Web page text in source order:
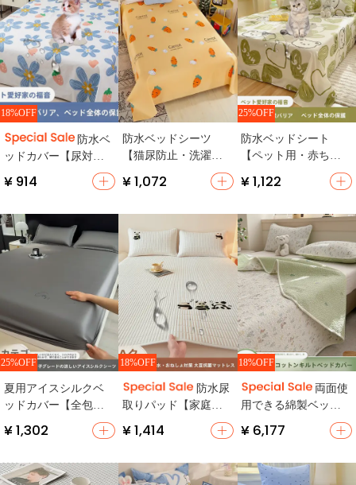
18%OFF
防水ベ
ッドカバー【尿対
い・大床用・汚れ防
齢者用】
¥ 914
防水ベッドシーツ
【猫尿防止・洗濯機
対応・ペット用・毛
が付かない】
¥ 1,072
25%OFF
防水ベッドシート
【ペット用・赤ちゃ
ん用・洗濯機対応】
（セットアップ対
¥ 1,122
25%OFF
夏用アイスシルクベ
ッドカバー【全包・
キッズ用・マットレ
ス保護】（セットア
¥ 1,302
18%OFF
防水尿
取りパッド【家庭
用・寝室・一人用】
（セットアップ対
¥ 1,414
18%OFF
両面使
用できる綿製ベッド
カバー【厚手・通年
用・榻榻米マットレ
アップ対応）
¥ 6,177